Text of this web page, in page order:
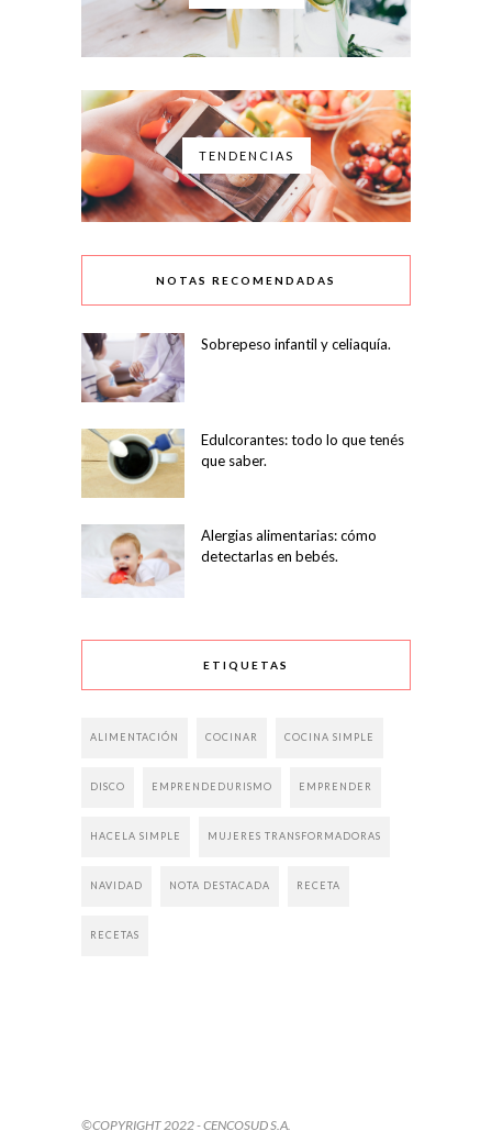
TENDENCIAS
NOTAS RECOMENDADAS
Sobrepeso infantil y celiaquía.
Edulcorantes: todo lo que tenés
que saber.
Alergias alimentarias: cómo
detectarlas en bebés.
ETIQUETAS
ALIMENTACIÓN COCINAR COCINA SIMPLE
DISCO EMPRENDEDURISMO EMPRENDER
HACELA SIMPLE MUJERES TRANSFORMADORAS
NAVIDAD NOTA DESTACADA RECETA
RECETAS
©COPYRIGHT 2022 - CENCOSUD S.A.